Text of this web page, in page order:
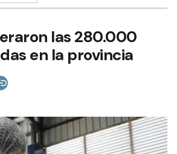
las 280.000
en la provincia